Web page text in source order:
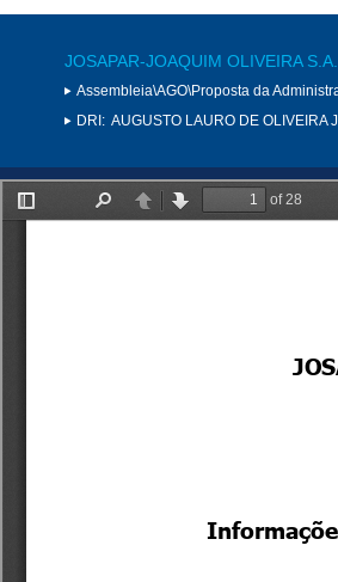
JOSAPAR-JOAQUIM OLIVEIRA
Assembleia\AGO\Proposta da
DRI: AUGUSTO LAURO DE OLIVEIRA